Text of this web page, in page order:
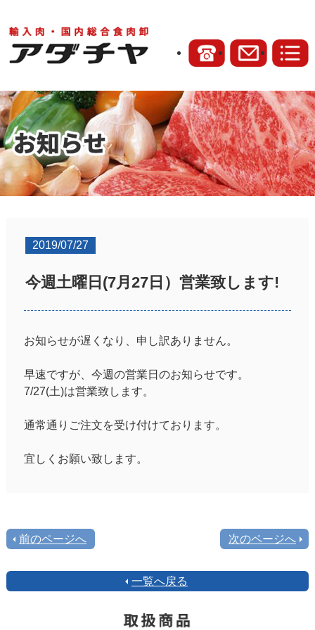
2019/07/27
今週土曜日(7月27日）営業致します!
お知らせが遅くなり、申し訳ありません。
早速ですが、今週の営業日のお知らせです。
7/27(土)は営業致します。
通常通りご注文を受け付けております。
宜しくお願い致します。
前のページへ 次のページへ
一覧へ戻る